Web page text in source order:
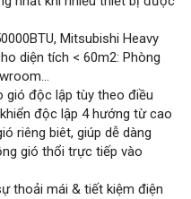
Mitsubishi Heavy
diện tích < 60m2: Phòng
gió độc lập tùy theo điều
độc lập 4 hướng từ cao
riêng biêt, giúp dễ dàng
gió thổi trực tiếp vào
thoải mái & tiết kiệm điện